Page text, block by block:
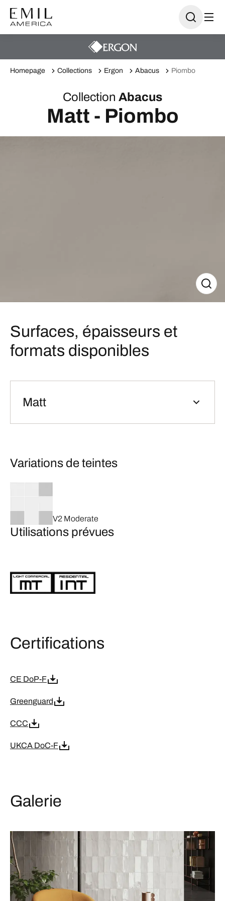
Homepage Collections Ergon Abacus Piombo
Collection Abacus
Matt - Piombo
Surfaces, épaisseurs et
formats disponibles
Matt
Variations de teintes
V2 Moderate
Utilisations prévues
Certifications
CE DoP-F
Greenguard
CCC
UKCA DoC-F
Galerie